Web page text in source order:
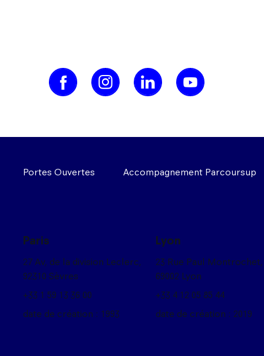
Portes Ouvertes Accompagnement Parcoursup
Paris
27 Av, de la division Leclerc,
92310 Sèvres
+33 1 59 13 36 00
date de création : 1993
Lyon
23 Rue Paul Montrochet,
69002 Lyon
+33 4 12 05 85 44
date de création : 2019